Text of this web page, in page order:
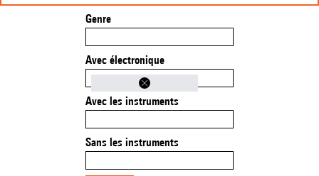
Genre
Avec électronique
Avec les instruments
Sans les instruments